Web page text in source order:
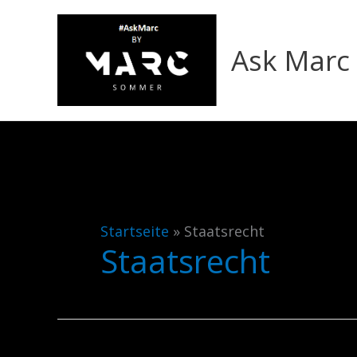
Ask
Startseite » Staatsrecht
Staatsrecht